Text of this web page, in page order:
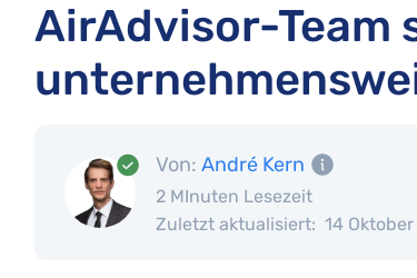
AirAdvisor-Team
Von: André Kern
2 MInuten Lesezeit
Zuletzt aktualisiert: 14